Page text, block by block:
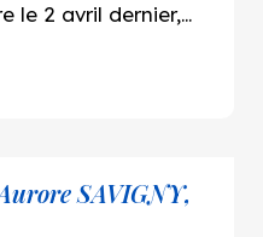
le 2 avril dernier,
a
hors du
inspirante de
SAVIGNY,